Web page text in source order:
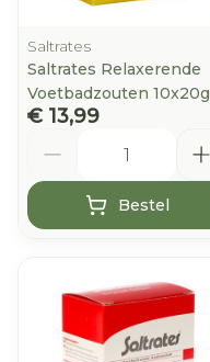
Saltrates
Saltrates Relaxerende
Voetbadzouten 10x20g
€ 13,99
Bestel